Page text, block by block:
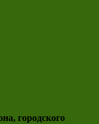
городского